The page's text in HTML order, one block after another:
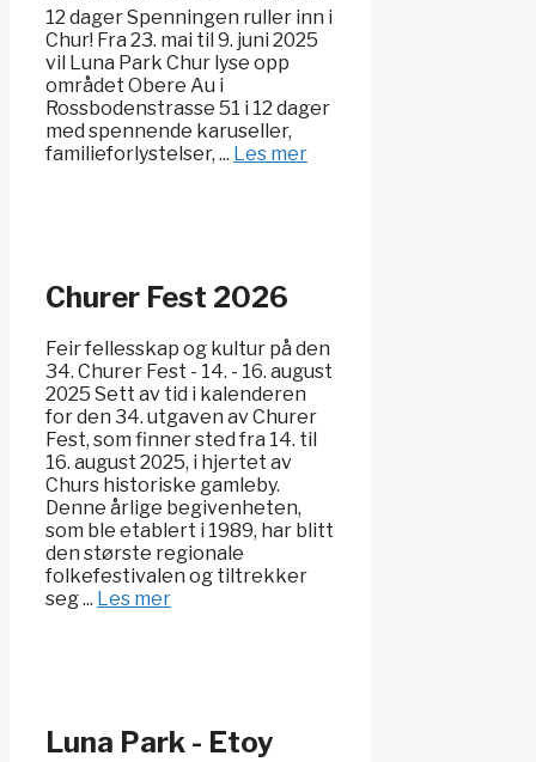
12 dager Spenningen ruller inn i
Chur! Fra 23. mai til 9. juni 2025
vil Luna Park Chur lyse opp
området Obere Au i
Rossbodenstrasse 51 i 12 dager
med spennende karuseller,
familieforlystelser, ... Les mer
Churer Fest 2026
Feir fellesskap og kultur på den
34. Churer Fest - 14. - 16. august
2025 Sett av tid i kalenderen
for den 34. utgaven av Churer
Fest, som finner sted fra 14. til
16. august 2025, i hjertet av
Churs historiske gamleby.
Denne årlige begivenheten,
som ble etablert i 1989, har blitt
den største regionale
folkefestivalen og tiltrekker
seg ... Les mer
Luna Park - Etoy